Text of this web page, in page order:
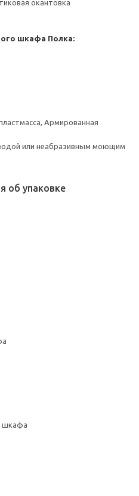
окантовка
шкафа Полка:
Армированная
или неабразивным моющим
об упаковке
шкафа